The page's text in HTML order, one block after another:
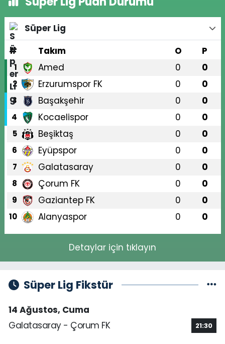
Süper Lig
#
Takım O P
1 Amed 0 0
2 Erzurumspor FK 0 0
3 Başakşehir 0 0
4 Kocaelispor 0 0
5 Beşiktaş 0 0
6 Eyüpspor 0 0
7 Galatasaray 0 0
8 Çorum FK 0 0
9 Gaziantep FK 0 0
10 Alanyaspor 0 0
Detaylar için tıklayın
Süper Lig Fikstür
14 Ağustos, Cuma
Galatasaray - Çorum FK
21:30